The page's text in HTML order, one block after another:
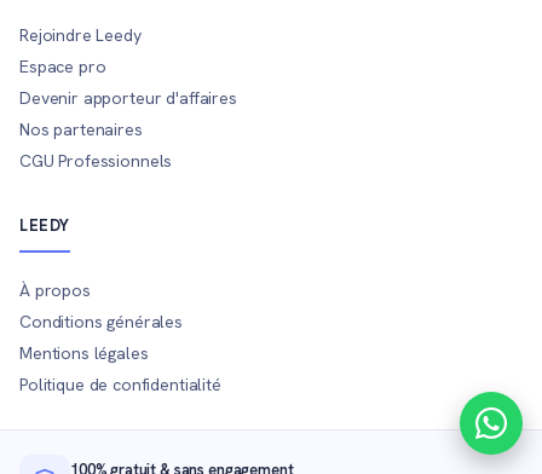
Rejoindre Leedy
Espace pro
Devenir apporteur d'affaires
Nos partenaires
CGU Professionnels
LEEDY
À propos
Conditions générales
Mentions légales
Politique de confidentialité
100% gratuit & sans engagement